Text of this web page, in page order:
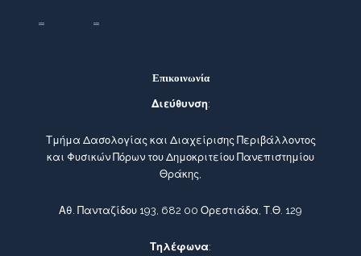
Επικοινωνία
Διεύθυνση:
Τμήμα Δασολογίας και Διαχείρισης Περιβάλλοντος
και Φυσικών Πόρων του Δημοκριτείου Πανεπιστημίου
Θράκης,
Αθ. Πανταζίδου 193, 682 00 Ορεστιάδα, Τ.Θ. 129
Τηλέφωνα: